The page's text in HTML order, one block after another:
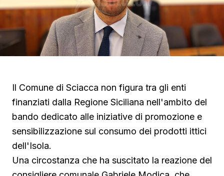
Il Comune di Sciacca non figura tra gli enti
finanziati dalla Regione Siciliana nell'ambito del
bando dedicato alle iniziative di promozione e
sensibilizzazione sul consumo dei prodotti ittici
dell'Isola.
Una circostanza che ha suscitato la reazione del